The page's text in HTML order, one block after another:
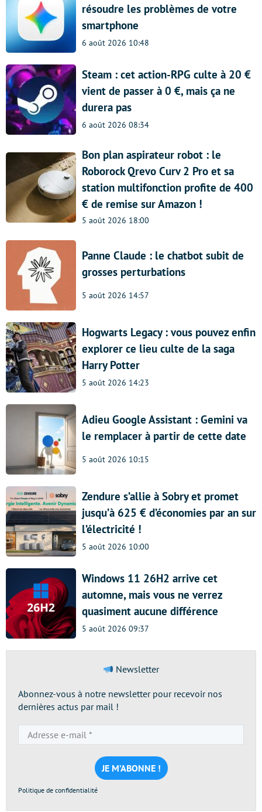
résoudre les problèmes de votre
smartphone
6 août 2026 10:48
Steam : cet action-RPG culte à 20 €
vient de passer à 0 €, mais ça ne
durera pas
6 août 2026 08:34
Bon plan aspirateur robot : le
Roborock Qrevo Curv 2 Pro et sa
station multifonction profite de 400
€ de remise sur Amazon !
5 août 2026 18:00
Panne Claude : le chatbot subit de
grosses perturbations
5 août 2026 14:57
Hogwarts Legacy : vous pouvez enfin
explorer ce lieu culte de la saga
Harry Potter
5 août 2026 14:23
Adieu Google Assistant : Gemini va
le remplacer à partir de cette date
5 août 2026 10:15
Zendure s’allie à Sobry et promet
jusqu’à 625 € d’économies par an sur
l’électricité !
5 août 2026 10:00
Windows 11 26H2 arrive cet
automne, mais vous ne verrez
quasiment aucune différence
5 août 2026 09:37
Newsletter
Abonnez-vous à notre newsletter pour recevoir nos
dernières actus par mail !
e-
mail
*
Politique de confidentialité